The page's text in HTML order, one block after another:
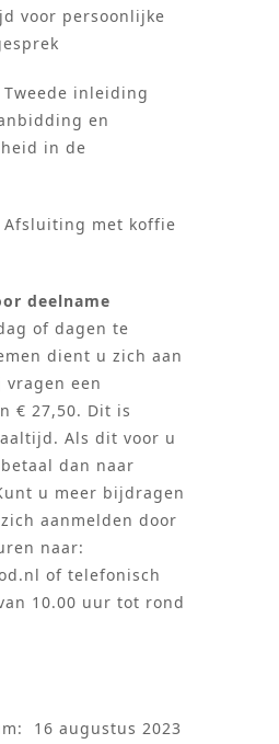
voor persoonlijke
inleiding
en
in de
met koffie
deelname
of dagen te
dient u zich aan
een
€ 27,50. Dit is
Als dit voor u
dan naar
u meer bijdragen
aanmelden door
naar:
of telefonisch
10.00 uur tot rond
16 augustus 2023